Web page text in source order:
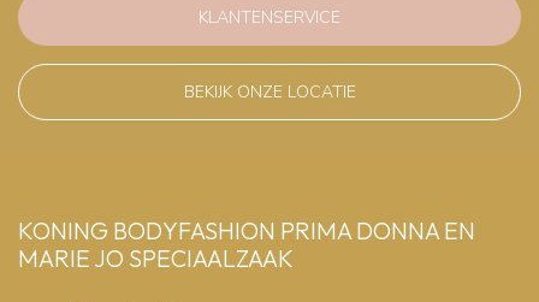
KLANTENSERVICE
BEKIJK ONZE LOCATIE
KONING BODYFASHION PRIMA DONNA EN
MARIE JO SPECIAALZAAK